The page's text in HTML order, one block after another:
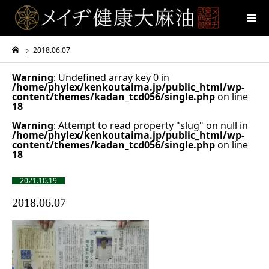
2018.06.07
Warning: Undefined array key 0 in
/home/phylex/kenkoutaima.jp/public_html/wp-
content/themes/kadan_tcd056/single.phpon line
18
Warning: Attempt to read property "slug" on null in
/home/phylex/kenkoutaima.jp/public_html/wp-
content/themes/kadan_tcd056/single.phpon line
18
2021.10.19
2018.06.07